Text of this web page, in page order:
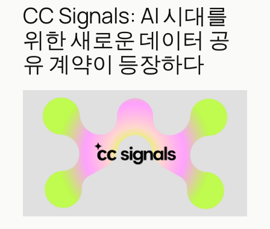
CC Signals: AI 시대를
위한 새로운 데이터 공
유 계약이 등장하다